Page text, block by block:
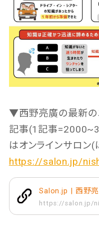
▼西野亮廣の最新の
記事(1記事
はオンラインサロン
https://salon.jp/
Salon.jp | 西野
https://salon.jp/